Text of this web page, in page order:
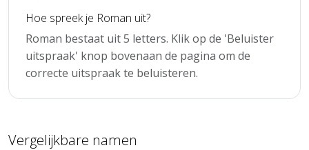
Hoe spreek je Roman uit?
Roman bestaat uit 5 letters. Klik op de 'Beluister
uitspraak' knop bovenaan de pagina om de
correcte uitspraak te beluisteren.
Vergelijkbare namen